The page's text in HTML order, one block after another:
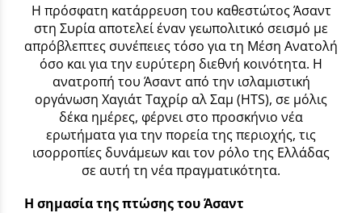
Η πρόσφατη κατάρρευση του καθεστώτος Άσαντ
στη Συρία αποτελεί έναν γεωπολιτικό σεισμό με
απρόβλεπτες συνέπειες τόσο για τη Μέση Ανατολή
όσο και για την ευρύτερη διεθνή κοινότητα. Η
ανατροπή του Άσαντ από την ισλαμιστική
οργάνωση Χαγιάτ Ταχρίρ αλ Σαμ (HTS), σε μόλις
δέκα ημέρες, φέρνει στο προσκήνιο νέα
ερωτήματα για την πορεία της περιοχής, τις
ισορροπίες δυνάμεων και τον ρόλο της Ελλάδας
σε αυτή τη νέα πραγματικότητα.
Η σημασία της πτώσης του Άσαντ